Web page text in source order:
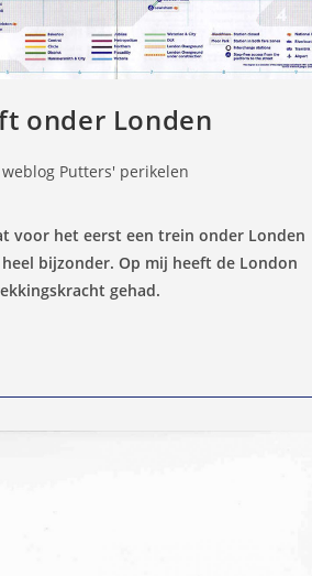
onder Londen
weblog Putters' perikelen
voor het eerst een trein onder Londen
bijzonder. Op mij heeft de London
gehad.